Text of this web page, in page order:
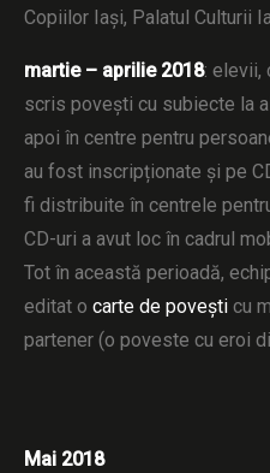
Copiilor Iași, Palatul Culturii
martie – aprilie 2018: elevii,
scris povești cu subiecte la
apoi în centre pentru
au fost inscripționate și pe
fi distribuite în centrele
CD-uri a avut loc în cadrul
Tot în această perioadă,
editat o carte de povești cu
partener (o poveste cu eroi
Mai 2018